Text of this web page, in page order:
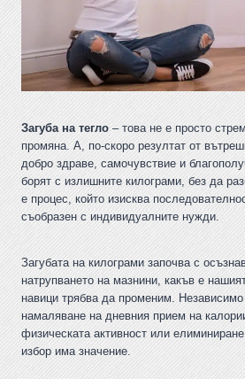
Загуба на тегло – това не е просто
промяна. А, по-скоро резултат от
добро здраве, самочувствие и
борят с излишните килограми, без да
е процес, който изисква
съобразен с индивидуалните нужди.
Загубата на килограми започва с
натрупването на мазнини, какъв е
навици трябва да променим.
намаляване на дневния прием на
физическата активност или
избор има значение.